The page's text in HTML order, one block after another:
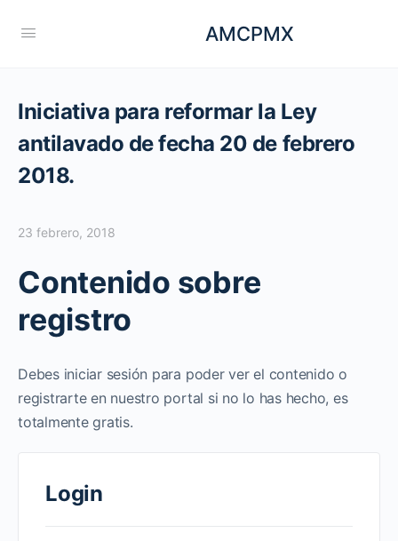
AMCPMX
Iniciativa para reformar la Ley
antilavado de fecha 20 de febrero
2018.
23 febrero, 2018
Contenido sobre
registro
Debes iniciar sesión para poder ver el contenido o
registrarte en nuestro portal si no lo has hecho, es
totalmente gratis.
Login